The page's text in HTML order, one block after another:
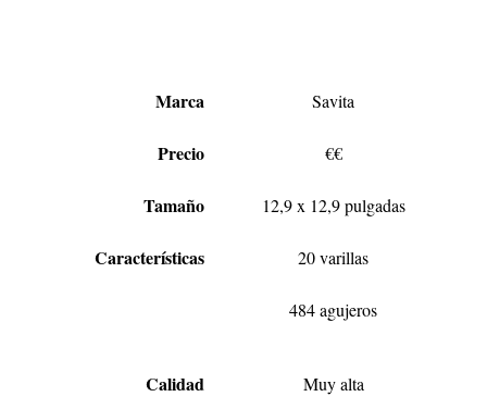
Marca Savita
Precio €€
Tamaño 12,9 x 12,9 pulgadas
Características 20 varillas
484 agujeros
Calidad Muy alta